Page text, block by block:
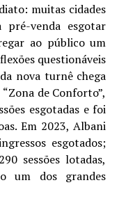
muitas cidades
pré-venda esgotar
ao público um
questionáveis
nova turnê chega
de Conforto”,
esgotadas e foi
Em 2023, Albani
esgotados;
sessões lotadas,
um dos grandes